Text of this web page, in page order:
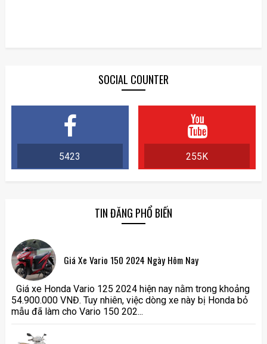
SOCIAL COUNTER
5423 255K
TIN ĐĂNG PHỔ BIẾN
Giá Xe Vario 150 2024 Ngày Hôm Nay
Giá xe Honda Vario 125 2024 hiện nay nằm trong khoảng
54.900.000 VNĐ. Tuy nhiên, việc dòng xe này bị Honda bỏ
mẫu đã làm cho Vario 150 202...